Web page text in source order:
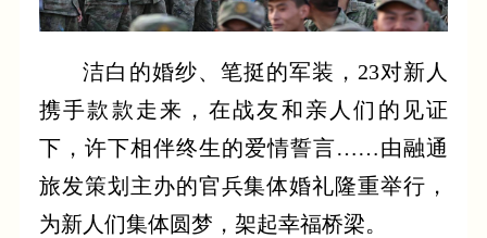
洁白的婚纱、笔挺的军装，23对新人
携手款款走来，在战友和亲人们的见证
下，许下相伴终生的爱情誓言……由融通
旅发策划主办的官兵集体婚礼隆重举行，
为新人们集体圆梦，架起幸福桥梁。